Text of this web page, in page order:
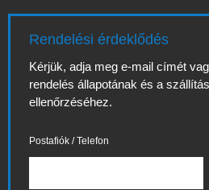
Rendelési érdeklődés
Kérjük, adja meg e-mail címét
rendelés állapotának és a
ellenőrzéséhez.
Postafiók / Telefon